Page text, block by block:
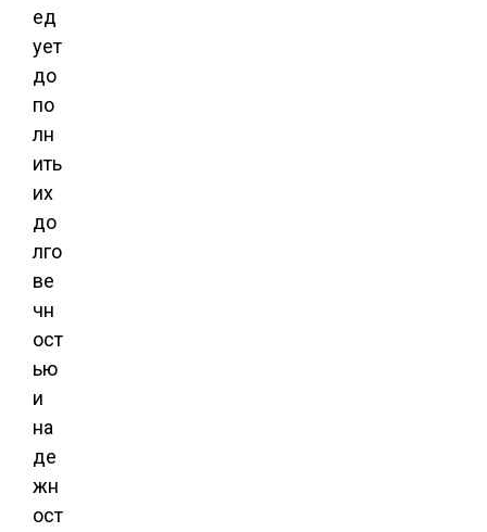
ед
ует
до
по
лн
ить
их
до
лго
ве
чн
ост
ью
и
на
де
жн
ост